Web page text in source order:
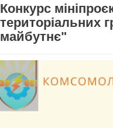
Конкурс
територіальних
майбутнє"